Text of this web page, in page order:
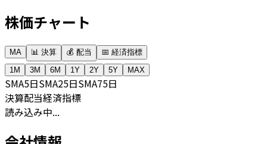
株価チャート
MA 📊 決算 💰 配当
📅 経済指標
1M
3M 6M 1Y 2Y 5Y MAX
SMA5日SMA25日SMA75日
決算配当経済指標
読み込み中...